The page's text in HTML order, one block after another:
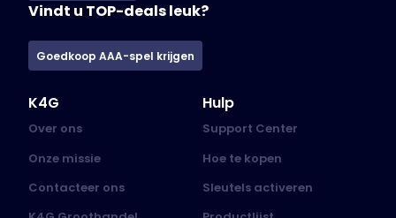
Vindt u TOP-deals leuk?
Goedkoop AAA-spel krijgen
K4G
Over ons
Onze missie
Contacteer ons
Hulp
Support Center
Hoe te kopen
Sleutels activeren